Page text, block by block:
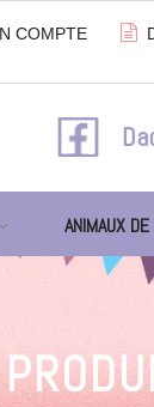
COMPTE 
ANIMAUX